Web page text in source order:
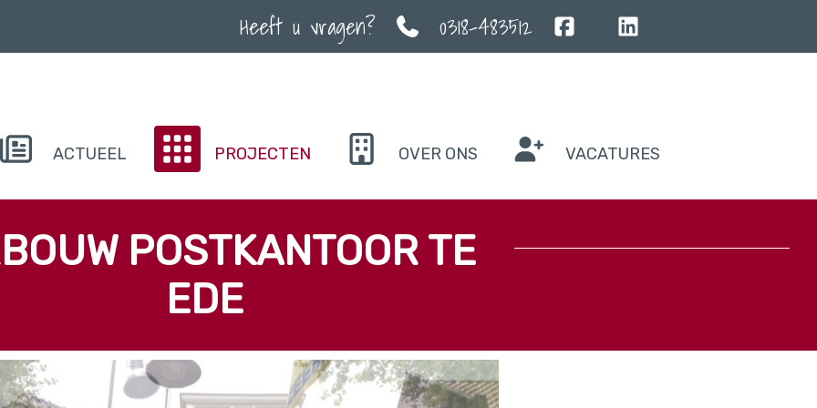
Heeft u vragen? 0318-483512
ACTUEEL PROJECTEN OVER ONS VACATURES
POSTKANTOOR TE
EDE